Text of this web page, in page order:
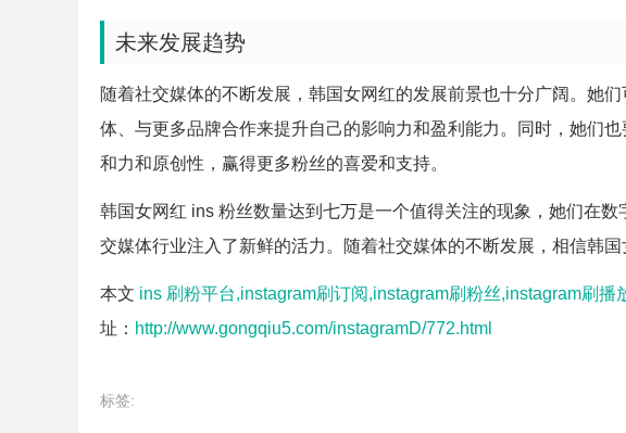
未来发展趋势
随着社交媒体的不断发展，韩国女网红的发展前景也十分广阔。她
体、与更多品牌合作来提升自己的影响力和盈利能力。同时，她们
和力和原创性，赢得更多粉丝的喜爱和支持。
韩国女网红 ins 粉丝数量达到七万是一个值得关注的现象，她们在
交媒体行业注入了新鲜的活力。随着社交媒体的不断发展，相信韩国
本文 ins 刷粉平台,instagram刷订阅,instagram刷粉丝,instagram刷播
址： http://www.gongqiu5.com/instagramD/772.html
标签: